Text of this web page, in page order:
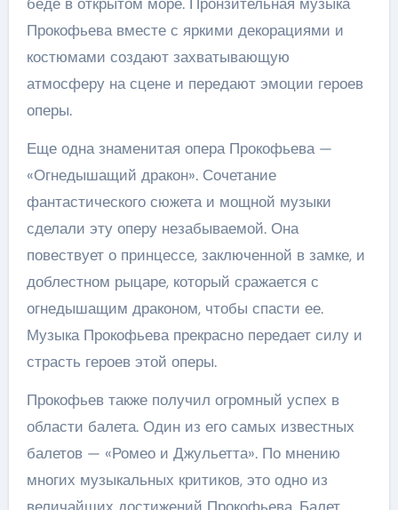
Прокофьева вместе с яркими декорациями и
костюмами создают захватывающую
атмосферу на сцене и передают эмоции героев
оперы.
Еще одна знаменитая опера Прокофьева —
«Огнедышащий дракон». Сочетание
фантастического сюжета и мощной музыки
сделали эту оперу незабываемой. Она
повествует о принцессе, заключенной в замке, и
доблестном рыцаре, который сражается с
огнедышащим драконом, чтобы спасти ее.
Музыка Прокофьева прекрасно передает силу и
страсть героев этой оперы.
Прокофьев также получил огромный успех в
области балета. Один из его самых известных
балетов — «Ромео и Джульетта». По мнению
многих музыкальных критиков, это одно из